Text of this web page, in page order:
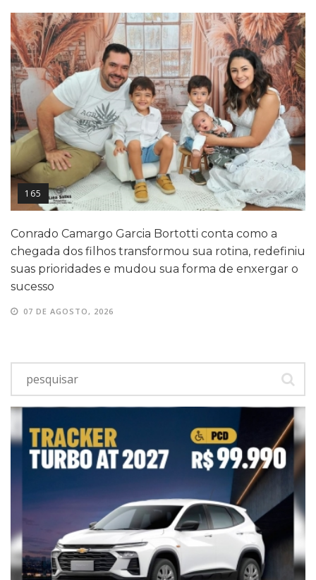
165
Conrado Camargo Garcia Bortotti conta como a
chegada dos filhos transformou sua rotina, redefiniu
suas prioridades e mudou sua forma de enxergar o
sucesso
07 DE AGOSTO, 2026